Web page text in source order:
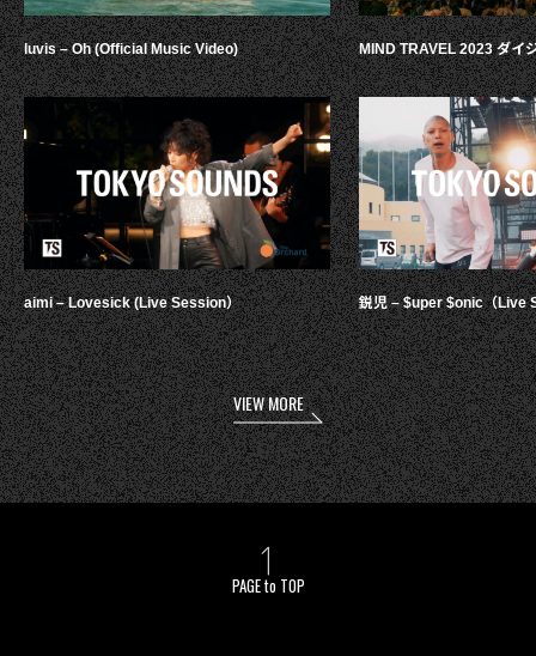
luvis – Oh (Official Music Video)
aimi – Lovesick (Live Session）
MIND TRAVEL 2023 ダイ
鋭児 – $uper $onic（Live
VIEW MORE
PAGE to TOP